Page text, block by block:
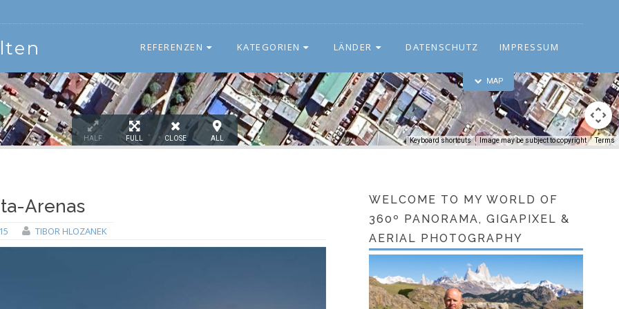
REFERENZEN KATEGORIEN LÄNDER DATENSCHUTZ IMPRESSUM
MAP
Keyboard shortcuts Image may be subject to copyright Terms
HALF FULL CLOSE ALL
Arenas
TIBOR HLOZANEK
WELCOME TO MY WORLD OF
360º PANORAMA, GIGAPIXEL &
AERIAL PHOTOGRAPHY